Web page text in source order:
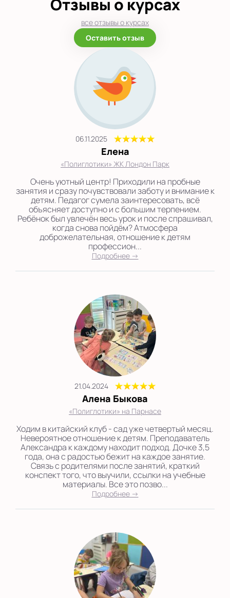
Отзывы о курсах
все отзывы о курсах
Оставить отзыв
06.11.2025
Елена
«Полиглотики» ЖК Лондон Парк
Очень уютный центр! Приходили на пробные
занятия и сразу почувствовали заботу и внимание к
детям. Педагог сумела заинтересовать, всё
объясняет доступно и с большим терпением.
Ребёнок был увлечён весь урок и после спрашивал,
когда снова пойдём? Атмосфера
доброжелательная, отношение к детям
профессион...
Подробнее →
21.04.2024
Алена Быкова
«Полиглотики» на Парнасе
Ходим в китайский клуб - сад уже четвертый месяц.
Невероятное отношение к детям. Преподаватель
Александра к каждому находит подход. Дочке 3,5
года, она с радостью бежит на каждое занятие.
Связь с родителями после занятий, краткий
конспект того, что выучили, ссылки на учебные
материалы. Все это позво...
Подробнее →